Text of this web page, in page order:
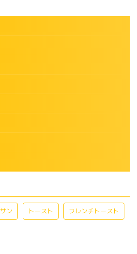
ン トースト フレンチトースト